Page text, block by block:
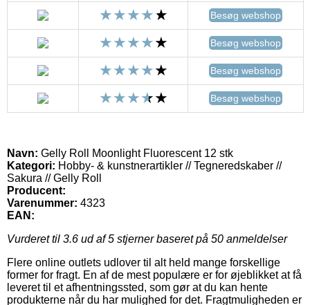
Besøg webshop
Besøg webshop
Besøg webshop
Besøg webshop
Navn: Gelly Roll Moonlight Fluorescent 12 stk
Kategori: Hobby- & kunstnerartikler // Tegneredskaber //
Sakura // Gelly Roll
Producent:
Varenummer: 4323
EAN:
Vurderet til 3.6 ud af 5 stjerner baseret på 50 anmeldelser
Flere online outlets udlover til alt held mange forskellige
former for fragt. En af de mest populære er for øjeblikket at få
leveret til et afhentningssted, som gør at du kan hente
produkterne når du har mulighed for det. Fragtmuligheden er